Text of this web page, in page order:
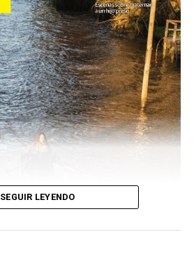
SEGUIR LEYENDO